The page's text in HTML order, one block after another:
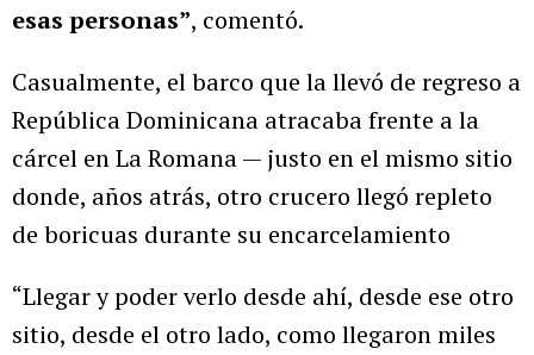
esas personas”, comentó.
Casualmente, el barco que la llevó de regreso a
República Dominicana atracaba frente a la
cárcel en La Romana — justo en el mismo sitio
donde, años atrás, otro crucero llegó repleto
de boricuas durante su encarcelamiento
“Llegar y poder verlo desde ahí, desde ese otro
sitio, desde el otro lado, como llegaron miles